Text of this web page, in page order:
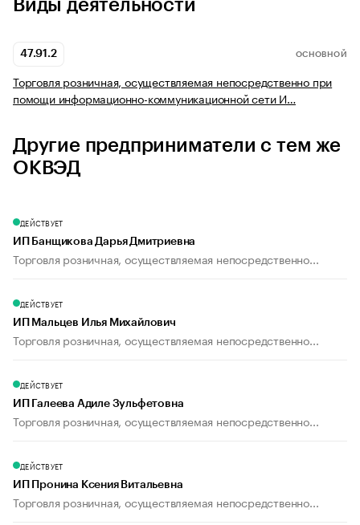
Виды деятельности
47.91.2 ОСНОВНОЙ
Торговля розничная, осуществляемая непосредственно при
помощи информационно-коммуникационной сети И…
Другие предприниматели с тем же
ОКВЭД
ДЕЙСТВУЕТ
ИП Банщикова Дарья Дмитриевна
Торговля розничная, осуществляемая непосредственно...
ДЕЙСТВУЕТ
ИП Мальцев Илья Михайлович
Торговля розничная, осуществляемая непосредственно...
ДЕЙСТВУЕТ
ИП Галеева Адиле Зульфетовна
Торговля розничная, осуществляемая непосредственно...
ДЕЙСТВУЕТ
ИП Пронина Ксения Витальевна
Торговля розничная, осуществляемая непосредственно...